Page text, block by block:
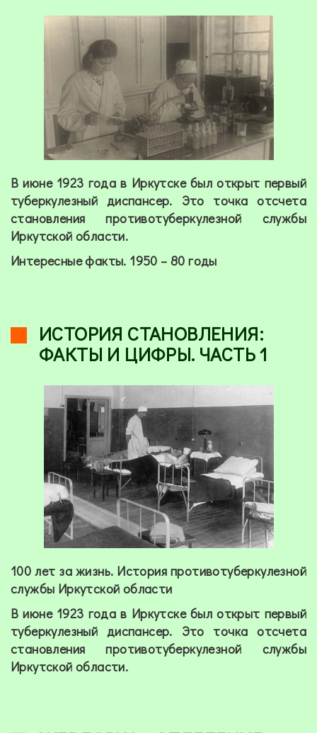
В июне 1923 года в Иркутске был открыт первый
туберкулезный диспансер. Это точка отсчета
становления противотуберкулезной службы
Иркутской области.
Интересные факты. 1950 – 80 годы
ИСТОРИЯ СТАНОВЛЕНИЯ:
ФАКТЫ И ЦИФРЫ. ЧАСТЬ 1
100 лет за жизнь. История противотуберкулезной
службы Иркутской области
В июне 1923 года в Иркутске был открыт первый
туберкулезный диспансер. Это точка отсчета
становления противотуберкулезной службы
Иркутской области.